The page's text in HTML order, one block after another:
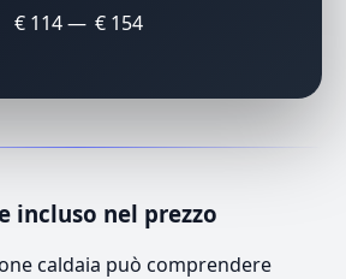
€ 114 — € 154
incluso nel prezzo
caldaia può comprendere